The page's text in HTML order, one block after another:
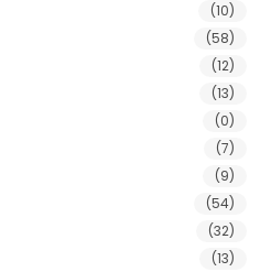
(10)
(58)
(12)
(13)
(0)
(7)
(9)
(54)
(32)
(13)